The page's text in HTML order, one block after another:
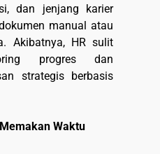
dan jenjang karier
manual atau
Akibatnya, HR sulit
progres dan
strategis berbasis
Waktu